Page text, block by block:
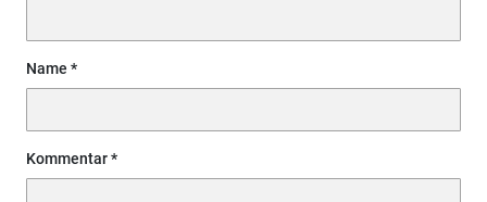
Name
Kommentar